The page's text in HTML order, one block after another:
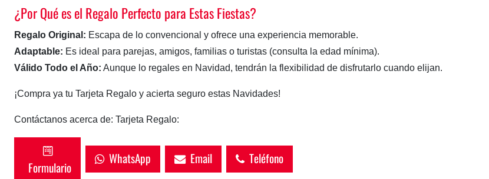
¿Por Qué es el Regalo Perfecto para Estas Fiestas?
Regalo Original: Escapa de lo convencional y ofrece una experiencia memorable.
Adaptable: Es ideal para parejas, amigos, familias o turistas (consulta la edad mínima).
Válido Todo el Año: Aunque lo regales en Navidad, tendrán la flexibilidad de disfrutarlo cuando elijan.
¡Compra ya tu Tarjeta Regalo y acierta seguro estas Navidades!
Contáctanos acerca de: Tarjeta Regalo:
Formulario
WhatsApp Email Teléfono